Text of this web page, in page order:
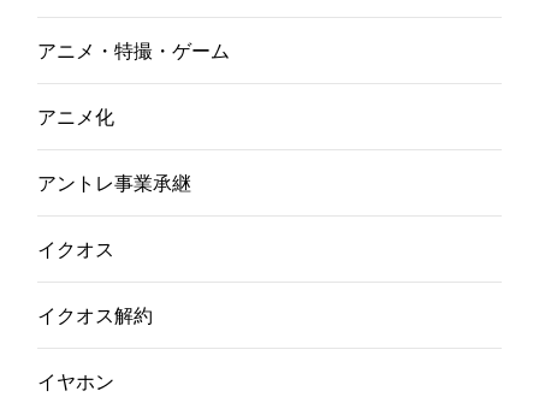
アニメ・特撮・ゲーム
アニメ化
アントレ事業承継
イクオス
イクオス解約
イヤホン